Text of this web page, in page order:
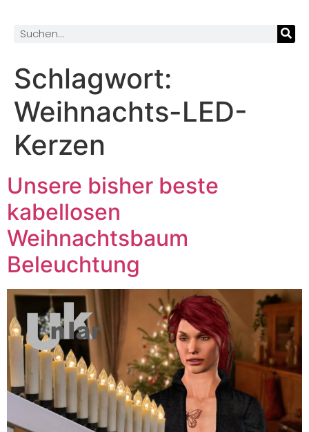
Schlagwort:
Weihnachts-LED-
Kerzen
Unsere bisher beste
kabellosen
Weihnachtsbaum
Beleuchtung